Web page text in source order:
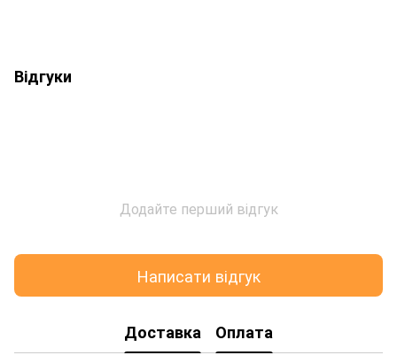
Відгуки
Додайте перший відгук
Написати відгук
Доставка Оплата